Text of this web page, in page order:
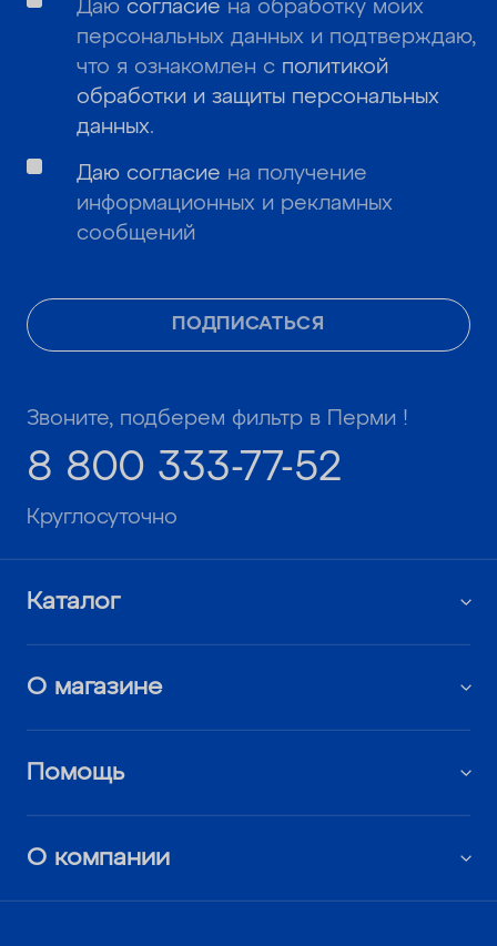
ПОДПИСАТЬСЯ
Даю согласие на обработку моих
персональных данных и подтверждаю,
что я ознакомлен с политикой
обработки и защиты персональных
данных.
Даю согласие на получение
информационных и рекламных
сообщений
Звоните, подберем фильтр в Перми !
8 800 333-77-52
Круглосуточно
Каталог
О магазине
Помощь
О компании